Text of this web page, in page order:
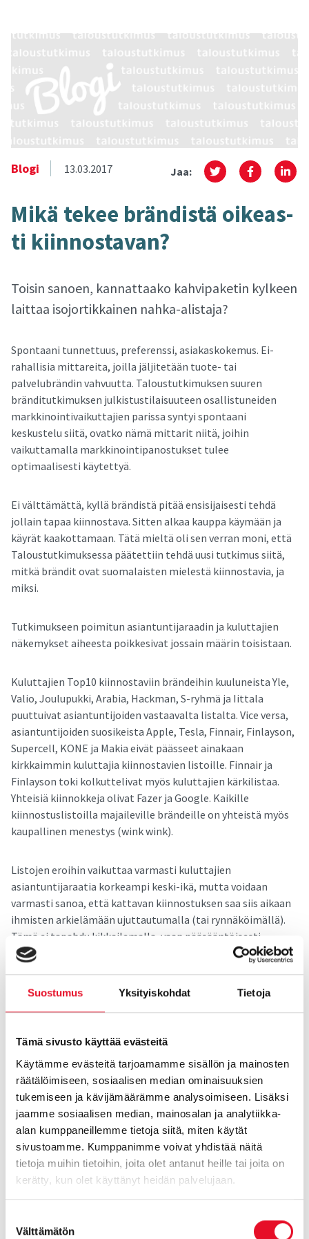
Suostumus Yksityiskohdat Tietoja
Tämä sivusto käyttää evästeitä
Käytämme evästeitä tarjoamamme sisällön ja mainosten
räätälöimiseen, sosiaalisen median ominaisuuksien
tukemiseen ja kävijämäärämme analysoimiseen. Lisäksi
jaamme sosiaalisen median, mainosalan ja analytiikka-
alan kumppaneillemme tietoja siitä, miten käytät
sivustoamme. Kumppanimme voivat yhdistää näitä
tietoja muihin tietoihin, joita olet antanut heille tai joita on
kerätty, kun olet käyttänyt heidän palvelujaan.
valinta
Välttämätön
Blogi 13.03.2017 Jaa:
Mikä tekee brän­dis­tä oi­keas­
ti kiin­nos­ta­van?
Toisin sanoen, kannattaako kahvipaketin kylkeen
laittaa isojortikkainen nahka-alistaja?
Spontaani tunnettuus, preferenssi, asiakaskokemus. Ei-
rahallisia mittareita, joilla jäljitetään tuote- tai
palvelubrändin vahvuutta. Taloustutkimuksen suuren
bränditutkimuksen julkistustilaisuuteen osallistuneiden
markkinointivaikuttajien parissa syntyi spontaani
keskustelu siitä, ovatko nämä mittarit niitä, joihin
vaikuttamalla markkinointipanostukset tulee
optimaalisesti käytettyä.
Ei välttämättä, kyllä brändistä pitää ensisijaisesti tehdä
jollain tapaa kiinnostava. Sitten alkaa kauppa käymään ja
käyrät kaakottamaan. Tätä mieltä oli sen verran moni, että
Taloustutkimuksessa päätettiin tehdä uusi tutkimus siitä,
mitkä brändit ovat suomalaisten mielestä kiinnostavia, ja
miksi.
Tutkimukseen poimitun asiantuntijaraadin ja kuluttajien
näkemykset aiheesta poikkesivat jossain määrin toisistaan.
Kuluttajien Top10 kiinnostaviin brändeihin kuuluneista Yle,
Valio, Joulupukki, Arabia, Hackman, S-ryhmä ja Iittala
puuttuivat asiantuntijoiden vastaavalta listalta. Vice versa,
asiantuntijoiden suosikeista Apple, Tesla, Finnair, Finlayson,
Supercell, KONE ja Makia eivät päässeet ainakaan
kirkkaimmin kuluttajia kiinnostavien listoille. Finnair ja
Finlayson toki kolkuttelivat myös kuluttajien kärkilistaa.
Yhteisiä kiinnokkeja olivat Fazer ja Google. Kaikille
kiinnostuslistoilla majaileville brändeille on yhteistä myös
kaupallinen menestys (wink wink).
Listojen eroihin vaikuttaa varmasti kuluttajien
asiantuntijaraatia korkeampi keski-ikä, mutta voidaan
varmasti sanoa, että kattavan kiinnostuksen saa siis aikaan
ihmisten arkielämään ujuttautumalla (tai rynnäköimällä).
Tämä ei tapahdu kikkailemalla, vaan pääsääntöisesti
tarjoamalla kuluttajille jotain luotettavaa ja aidosti
parempaa fiilistä.
kaupallisemmat mittarit ja bisnesartikkeliylistykset.
Ensilukemalla voisi ajatella, että kuluttajien lista on aika
”perus”. Kaikki listatut ovat joka tapauksessa omalla
tavallaan omaperäisiä ja tehdyn tilastollisen mallinnuksen
perusteella juuri omaperäisyys on kiinnostavuuteen eniten
vaikuttava tekijä.
Yritysten johdolla ei kuitenkaan monesti ole muutamaa
kymmentä vuotta aikaa päästä kattaville listoille vaan
kehitystä täytyy vauhdittaa markkinoinnilla tai ylipäätään
yleistulosten alle jää luonnollisesti paljon mielenkiintoisia